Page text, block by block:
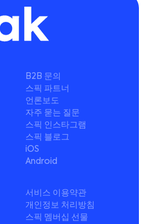
B2B 문의
스픽 파트너
언론보도
자주 묻는 질문
스픽 인스타그램
스픽 블로그
iOS
Android
서비스 이용약관
개인정보 처리방침
스픽 멤버십 선물